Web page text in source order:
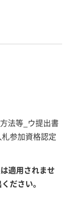
法等_ウ提出書
参加資格認定
適用されませ
ださい。